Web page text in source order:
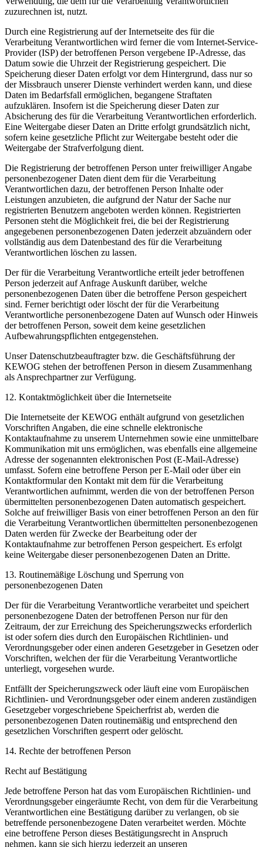
zuzurechnen ist, nutzt.
Durch eine Registrierung auf der Internetseite des für die
Verarbeitung Verantwortlichen wird ferner die vom Internet-Service-
Provider (ISP) der betroffenen Person vergebene IP-Adresse, das
Datum sowie die Uhrzeit der Registrierung gespeichert. Die
Speicherung dieser Daten erfolgt vor dem Hintergrund, dass nur so
der Missbrauch unserer Dienste verhindert werden kann, und diese
Daten im Bedarfsfall ermöglichen, begangene Straftaten
aufzuklären. Insofern ist die Speicherung dieser Daten zur
Absicherung des für die Verarbeitung Verantwortlichen erforderlich.
Eine Weitergabe dieser Daten an Dritte erfolgt grundsätzlich nicht,
sofern keine gesetzliche Pflicht zur Weitergabe besteht oder die
Weitergabe der Strafverfolgung dient.
Die Registrierung der betroffenen Person unter freiwilliger Angabe
personenbezogener Daten dient dem für die Verarbeitung
Verantwortlichen dazu, der betroffenen Person Inhalte oder
Leistungen anzubieten, die aufgrund der Natur der Sache nur
registrierten Benutzern angeboten werden können. Registrierten
Personen steht die Möglichkeit frei, die bei der Registrierung
angegebenen personenbezogenen Daten jederzeit abzuändern oder
vollständig aus dem Datenbestand des für die Verarbeitung
Verantwortlichen löschen zu lassen.
Der für die Verarbeitung Verantwortliche erteilt jeder betroffenen
Person jederzeit auf Anfrage Auskunft darüber, welche
personenbezogenen Daten über die betroffene Person gespeichert
sind. Ferner berichtigt oder löscht der für die Verarbeitung
Verantwortliche personenbezogene Daten auf Wunsch oder Hinweis
der betroffenen Person, soweit dem keine gesetzlichen
Aufbewahrungspflichten entgegenstehen.
Unser Datenschutzbeauftragter bzw. die Geschäftsführung der
KEWOG stehen der betroffenen Person in diesem Zusammenhang
als Ansprechpartner zur Verfügung.
12. Kontaktmöglichkeit über die Internetseite
Die Internetseite der KEWOG enthält aufgrund von gesetzlichen
Vorschriften Angaben, die eine schnelle elektronische
Kontaktaufnahme zu unserem Unternehmen sowie eine unmittelbare
Kommunikation mit uns ermöglichen, was ebenfalls eine allgemeine
Adresse der sogenannten elektronischen Post (E-Mail-Adresse)
umfasst. Sofern eine betroffene Person per E-Mail oder über ein
Kontaktformular den Kontakt mit dem für die Verarbeitung
Verantwortlichen aufnimmt, werden die von der betroffenen Person
übermittelten personenbezogenen Daten automatisch gespeichert.
Solche auf freiwilliger Basis von einer betroffenen Person an den für
die Verarbeitung Verantwortlichen übermittelten personenbezogenen
Daten werden für Zwecke der Bearbeitung oder der
Kontaktaufnahme zur betroffenen Person gespeichert. Es erfolgt
keine Weitergabe dieser personenbezogenen Daten an Dritte.
13. Routinemäßige Löschung und Sperrung von
personenbezogenen Daten
Der für die Verarbeitung Verantwortliche verarbeitet und speichert
personenbezogene Daten der betroffenen Person nur für den
Zeitraum, der zur Erreichung des Speicherungszwecks erforderlich
ist oder sofern dies durch den Europäischen Richtlinien- und
Verordnungsgeber oder einen anderen Gesetzgeber in Gesetzen oder
Vorschriften, welchen der für die Verarbeitung Verantwortliche
unterliegt, vorgesehen wurde.
Entfällt der Speicherungszweck oder läuft eine vom Europäischen
Richtlinien- und Verordnungsgeber oder einem anderen zuständigen
Gesetzgeber vorgeschriebene Speicherfrist ab, werden die
personenbezogenen Daten routinemäßig und entsprechend den
gesetzlichen Vorschriften gesperrt oder gelöscht.
14. Rechte der betroffenen Person
Recht auf Bestätigung
Jede betroffene Person hat das vom Europäischen Richtlinien- und
Verordnungsgeber eingeräumte Recht, von dem für die Verarbeitung
Verantwortlichen eine Bestätigung darüber zu verlangen, ob sie
betreffende personenbezogene Daten verarbeitet werden. Möchte
eine betroffene Person dieses Bestätigungsrecht in Anspruch
nehmen, kann sie sich hierzu jederzeit an unseren